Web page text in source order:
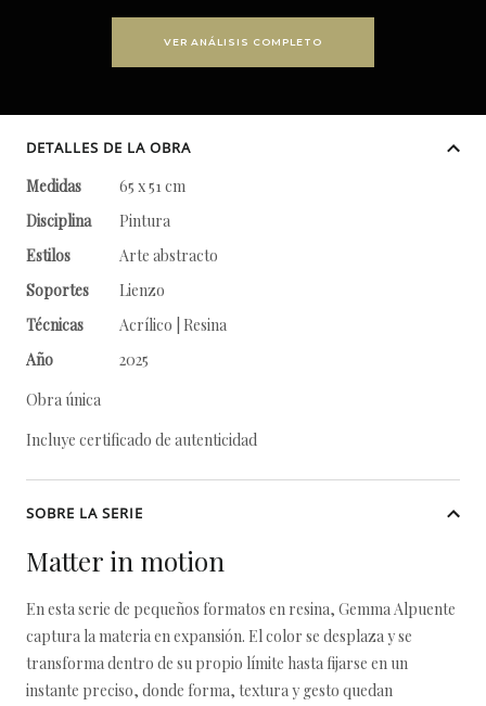
VER ANÁLISIS COMPLETO
DETALLES DE LA OBRA
Medidas
65 x 51 cm
Disciplina
Pintura
Estilos
Arte abstracto
Soportes
Lienzo
Técnicas
Acrílico | Resina
Año
2025
Obra única
Incluye certificado de autenticidad
SOBRE LA SERIE
Matter in motion
En esta serie de pequeños formatos en resina, Gemma Alpuente
captura la materia en expansión. El color se desplaza y se
transforma dentro de su propio límite hasta fijarse en un
instante preciso, donde forma, textura y gesto quedan